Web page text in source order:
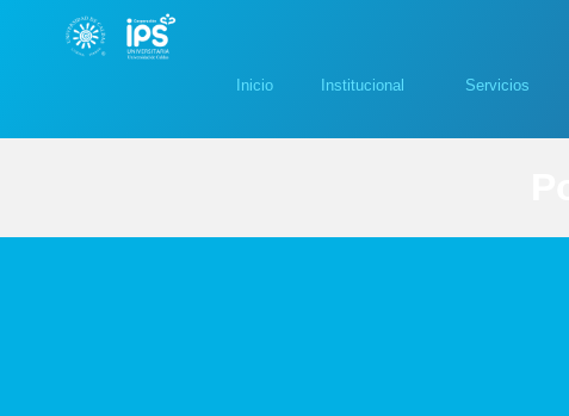
Inicio Institucional Servicios